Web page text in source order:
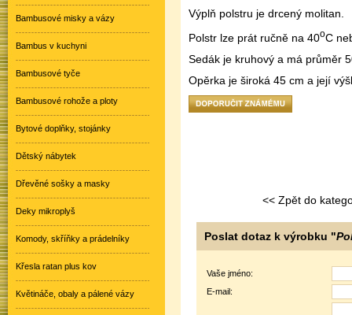
Výplň polstru je drcený molitan.
Polstr lze prát ručně na 40oC
Sedák je kruhový a má průměr
Opěrka je široká 45 cm a její
<< Zpět do
Poslat dotaz k výrobku "
Vaše jméno:
E-mail:
Bambusové misky a vázy
Bambus v kuchyni
Bambusové tyče
Bambusové rohože a ploty
Bytové doplňky, stojánky
Dětský nábytek
Dřevěné sošky a masky
Deky mikroplyš
Komody, skříňky a prádelníky
Křesla ratan plus kov
Květináče, obaly a pálené vázy